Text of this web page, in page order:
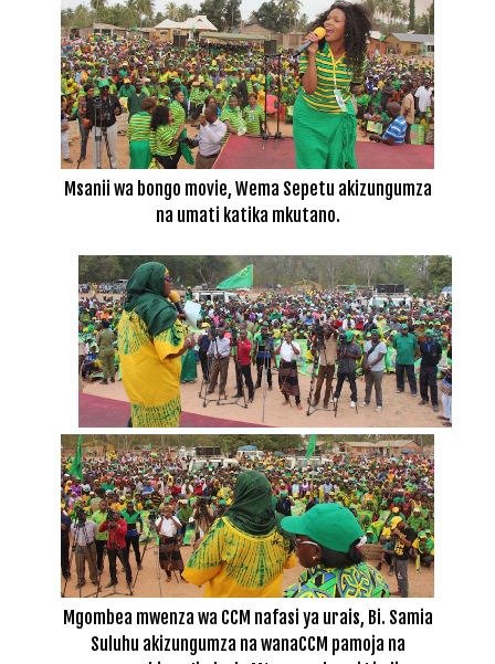
Msanii wa bongo movie, Wema Sepetu akizungumza
na umati katika mkutano.
Mgombea mwenza wa CCM nafasi ya urais, Bi. Samia
Suluhu akizungumza na wanaCCM pamoja na